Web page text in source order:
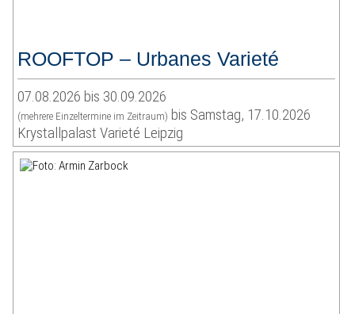
ROOFTOP – Urbanes Varieté
07.08.2026 bis 30.09.2026
(mehrere Einzeltermine im Zeitraum) bis Samstag, 17.10.2026
Krystallpalast Varieté Leipzig